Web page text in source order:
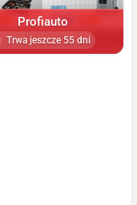
Profiauto
Trwa jeszcze 55 dni